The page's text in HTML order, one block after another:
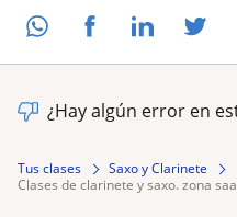
¿Hay algún error en
Tus clases
Saxo y Clarinete
clases de clarinete y saxo. zona